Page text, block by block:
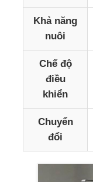
Khả năng
nuôi
Chế độ
điều
khiển
Chuyển
đổi